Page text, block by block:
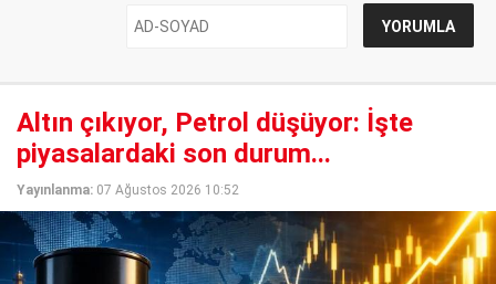
Altın çıkıyor, Petrol düşüyor: İşte
piyasalardaki son durum...
Yayınlanma: 07 Ağustos 2026 10:52